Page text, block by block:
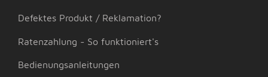
Defektes Produkt / Reklamation?
Ratenzahlung - So funktioniert's
Bedienungsanleitungen